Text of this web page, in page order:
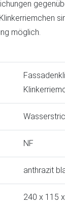
möglich.
NF
anthrazit
240 x 115